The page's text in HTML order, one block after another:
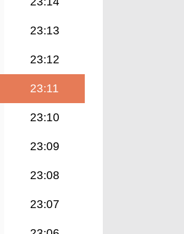
23:13
23:12
23:11
23:10
23:09
23:08
23:07